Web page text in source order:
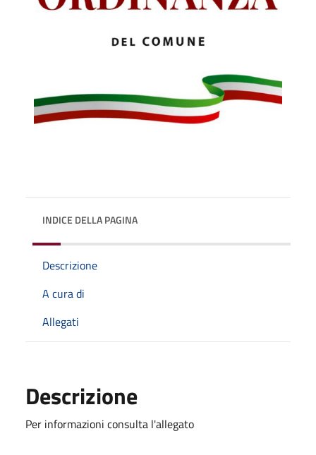
INDICE DELLA PAGINA
Descrizione
A cura di
Allegati
Descrizione
Per informazioni consulta l'allegato